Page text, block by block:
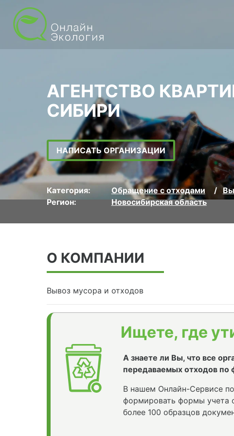
АГЕНТСТВО
СИБИРИ
НАПИСАТЬ ОРГАНИЗАЦИИ
Категория: Обращение с отходами
Регион:
Новосибирская область
О КОМПАНИИ
Вывоз мусора и отходов
Ищете, где
А знаете ли Вы, что все
передаваемых отходов по
В нашем Онлайн-Сервисе
формировать формы учета
более 100 образцов